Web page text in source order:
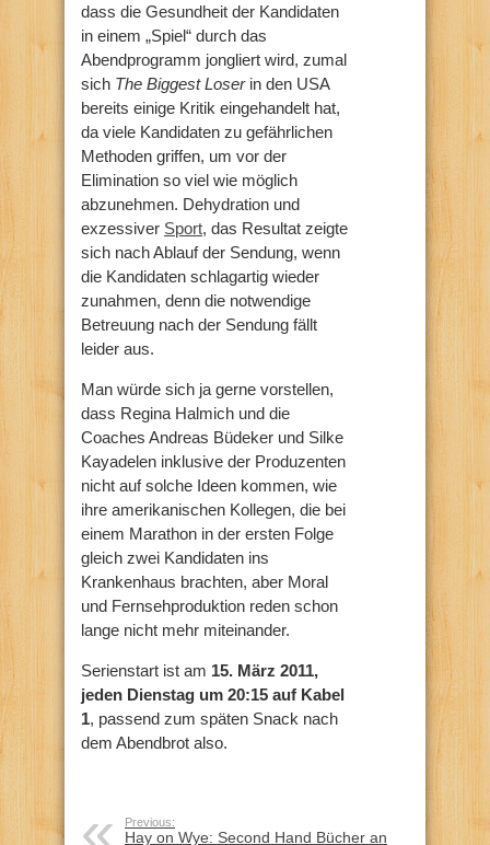
dass die Gesundheit der Kandidaten
in einem „Spiel“ durch das
Abendprogramm jongliert wird, zumal
sich The Biggest Loserin den USA
bereits einige Kritik eingehandelt hat,
da viele Kandidaten zu gefährlichen
Methoden griffen, um vor der
Elimination so viel wie möglich
abzunehmen. Dehydration und
exzessiver Sport, das Resultat zeigte
sich nach Ablauf der Sendung, wenn
die Kandidaten schlagartig wieder
zunahmen, denn die notwendige
Betreuung nach der Sendung fällt
leider aus.
Man würde sich ja gerne vorstellen,
dass Regina Halmich und die
Coaches Andreas Büdeker und Silke
Kayadelen inklusive der Produzenten
nicht auf solche Ideen kommen, wie
ihre amerikanischen Kollegen, die bei
einem Marathon in der ersten Folge
gleich zwei Kandidaten ins
Krankenhaus brachten, aber Moral
und Fernsehproduktion reden schon
lange nicht mehr miteinander.
Serienstart ist am 15. März 2011,
jeden Dienstag um 20:15 auf Kabel
1, passend zum späten Snack nach
dem Abendbrot also.
Previous:
Hay on Wye: Second Hand Bücher an